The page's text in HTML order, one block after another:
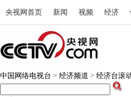
央视网首页 新闻 视频 经济
中国网络电视台 > 经济频道 > 经济台滚